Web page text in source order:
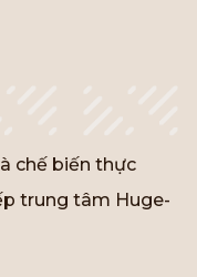
chế biến thực
trung tâm Huge-